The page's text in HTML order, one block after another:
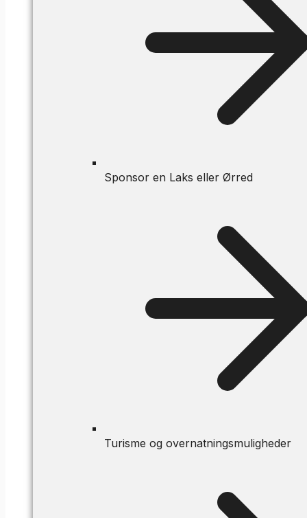
Sponsor en Laks eller Ørred
Turisme og overnatningsmuligheder